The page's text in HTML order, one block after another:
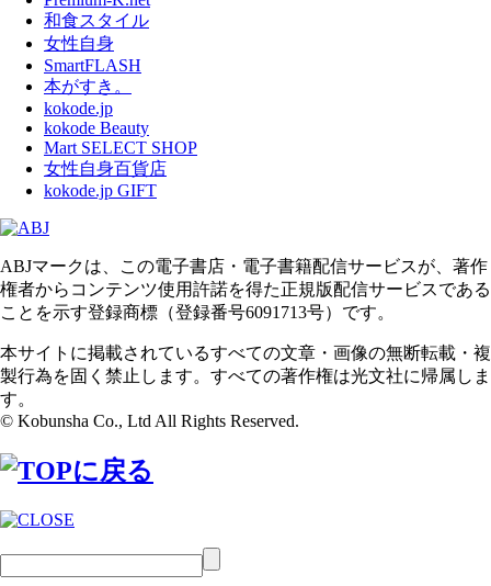
和食スタイル
女性自身
SmartFLASH
本がすき。
kokode.jp
kokode Beauty
Mart SELECT SHOP
女性自身百貨店
kokode.jp GIFT
ABJマークは、この電子書店・電子書籍配信サービスが、著作
権者からコンテンツ使用許諾を得た正規版配信サービスである
ことを示す登録商標（登録番号6091713号）です。
本サイトに掲載されているすべての文章・画像の無断転載・複
製行為を固く禁止します。すべての著作権は光文社に帰属しま
す。
© Kobunsha Co., Ltd All Rights Reserved.